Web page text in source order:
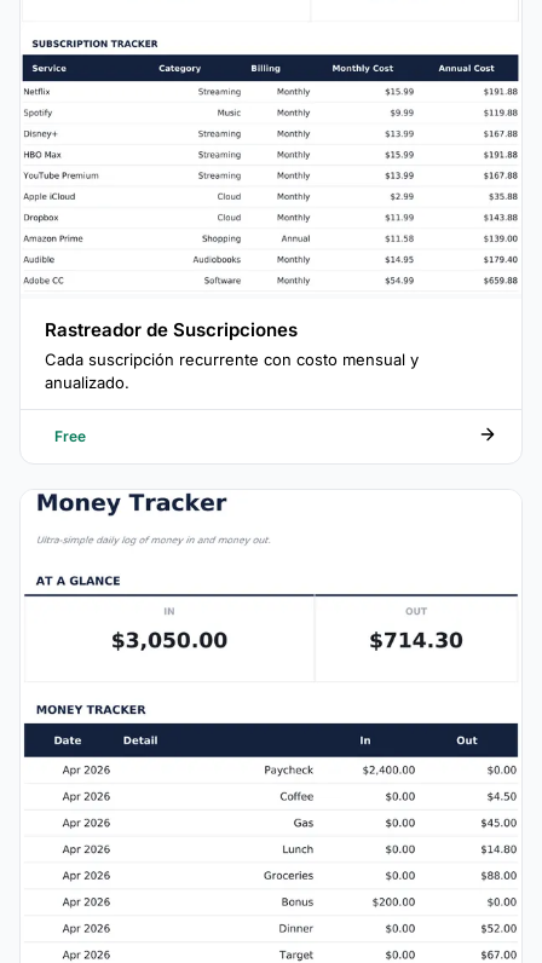
Rastreador de Suscripciones
Cada suscripción recurrente con costo mensual y
anualizado.
Free